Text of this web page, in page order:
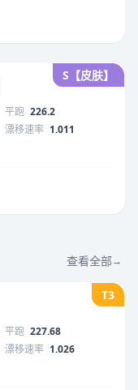
S【皮肤】
平跑 226.2
漂移速率 1.011
查看全部→
T3
平跑 227.68
漂移速率 1.026